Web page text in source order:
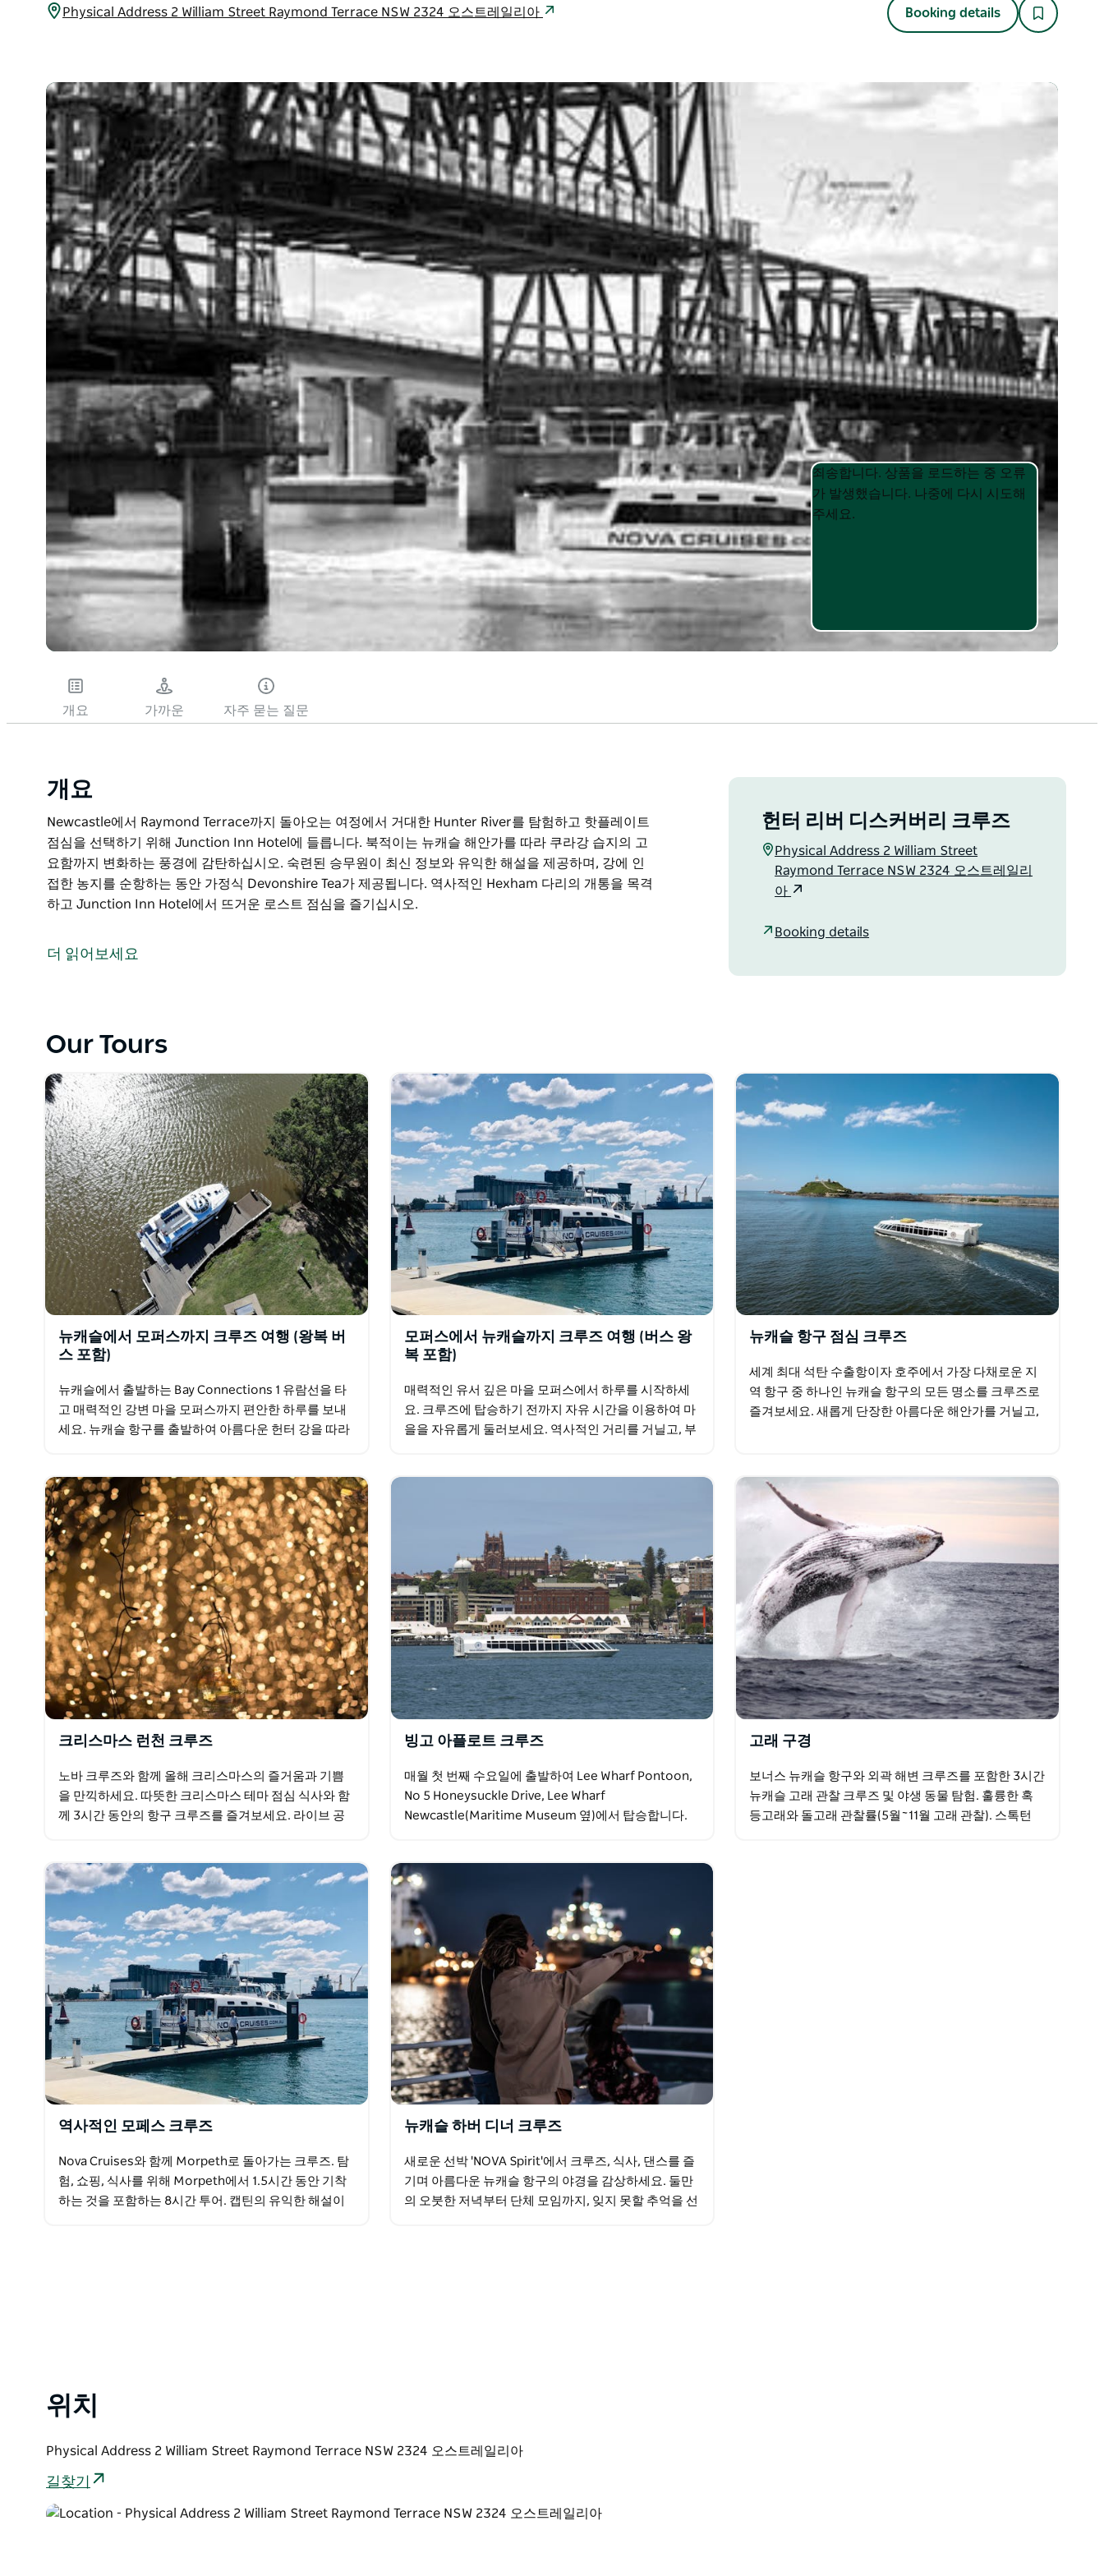
Physical Address 2 William Street Raymond Terrace NSW 2324 오스트레일리아 Booking details
Product
List
Product
List
죄송합니다. 상품을 로드하는 중 오류
가 발생했습니다. 나중에 다시 시도해
주세요.
개요 가까운 자주 묻는 질문
개요
Newcastle에서 Raymond Terrace까지 돌아오는 여정에서 거대한 Hunter River를 탐험하고 핫플레이트
점심을 선택하기 위해 Junction Inn Hotel에 들릅니다. 북적이는 뉴캐슬 해안가를 따라 쿠라강 습지의 고
요함까지 변화하는 풍경에 감탄하십시오. 숙련된 승무원이 최신 정보와 유익한 해설을 제공하며, 강에 인
접한 농지를 순항하는 동안 가정식 Devonshire Tea가 제공됩니다. 역사적인 Hexham 다리의 개통을 목격
하고 Junction Inn Hotel에서 뜨거운 로스트 점심을 즐기십시오.
점심을 선택하기 위해 Junction Inn Hotel에 들릅니다.
운 로스트 점심을 즐기십시오.
더 읽어보세요
헌터 리버 디스커버리 크루즈
Physical Address 2 William Street
Raymond Terrace NSW 2324 오스트레일리
아
Booking details
Our Tours
뉴캐슬에서 모퍼스까지 크루즈 여행 (왕복 버
스 포함)
뉴캐슬에서 출발하는 Bay Connections 1 유람선을 타
고 매력적인 강변 마을 모퍼스까지 편안한 하루를 보내
세요. 뉴캐슬 항구를 출발하여 아름다운 헌터 강을 따라
모퍼스에서 뉴캐슬까지 크루즈 여행 (버스 왕
복 포함)
매력적인 유서 깊은 마을 모퍼스에서 하루를 시작하세
요. 크루즈에 탑승하기 전까지 자유 시간을 이용하여 마
을을 자유롭게 둘러보세요. 역사적인 거리를 거닐고, 부
뉴캐슬 항구 점심 크루즈
세계 최대 석탄 수출항이자 호주에서 가장 다채로운 지
역 항구 중 하나인 뉴캐슬 항구의 모든 명소를 크루즈로
즐겨보세요. 새롭게 단장한 아름다운 해안가를 거닐고,
크리스마스 런천 크루즈
노바 크루즈와 함께 올해 크리스마스의 즐거움과 기쁨
을 만끽하세요. 따뜻한 크리스마스 테마 점심 식사와 함
께 3시간 동안의 항구 크루즈를 즐겨보세요. 라이브 공
빙고 아플로트 크루즈
매월 첫 번째 수요일에 출발하여 Lee Wharf Pontoon,
No 5 Honeysuckle Drive, Lee Wharf
Newcastle(Maritime Museum 옆)에서 탑승합니다.
고래 구경
보너스 뉴캐슬 항구와 외곽 해변 크루즈를 포함한 3시간
뉴캐슬 고래 관찰 크루즈 및 야생 동물 탐험. 훌륭한 혹
등고래와 돌고래 관찰률(5월~11월 고래 관찰). 스톡턴
역사적인 모페스 크루즈
Nova Cruises와 함께 Morpeth로 돌아가는 크루즈. 탐
험, 쇼핑, 식사를 위해 Morpeth에서 1.5시간 동안 기착
하는 것을 포함하는 8시간 투어. 캡틴의 유익한 해설이
뉴캐슬 하버 디너 크루즈
새로운 선박 'NOVA Spirit'에서 크루즈, 식사, 댄스를 즐
기며 아름다운 뉴캐슬 항구의 야경을 감상하세요. 둘만
의 오붓한 저녁부터 단체 모임까지, 잊지 못할 추억을 선
위치
Physical Address 2 William Street Raymond Terrace NSW 2324 오스트레일리아
길찾기